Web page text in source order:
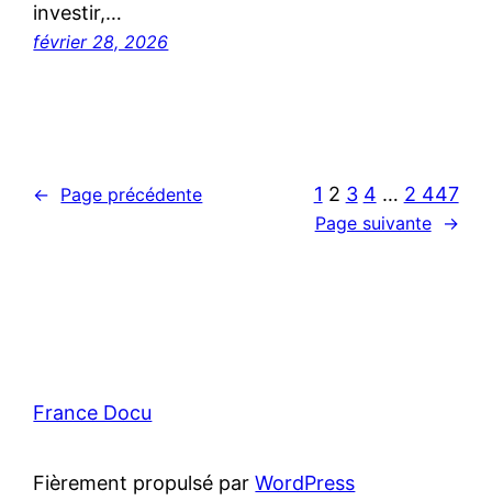
investir,…
février 28, 2026
← Page précédente 1 2 3 4 … 2 447
Page suivante →
France Docu
Fièrement propulsé parWordPress